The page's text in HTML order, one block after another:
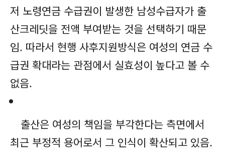
저 노령연금 수급권이 발생한 남성수급자가 출
산크레딧을 전액 부여받는 것을 선택하기 때문
임. 따라서 현행 사후지원방식은 여성의 연금 수
급권 확대라는 관점에서 실효성이 높다고 볼 수
없음.
출산은 여성의 책임을 부각한다는 측면에서
최근 부정적 용어로서 그 인식이 확산되고 있음.